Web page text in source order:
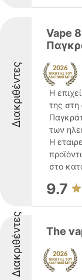
Διακριθέντες
Vape
Η
της στη
των
Η
στο
9.7
Διακριθέντες The